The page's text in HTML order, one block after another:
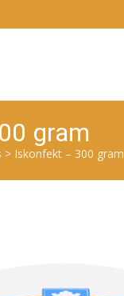
gram
> Iskonfekt – 300 gram